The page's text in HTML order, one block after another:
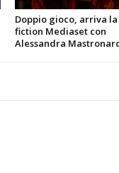
Doppio gioco, arriva la
fiction Mediaset con
Alessandra